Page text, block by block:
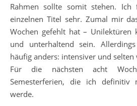
Rahmen sollte somit stehen.
einzelnen Titel sehr. Zumal mir
Wochen gefehlt hat – Unilektüren
und unterhaltend sein.
häufig anders: intensiver und selten
Für die nächsten acht
Semesterferien, die ich definitiv
werde.